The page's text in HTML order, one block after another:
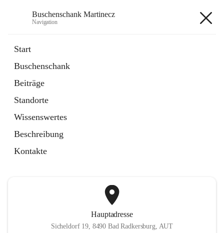
Buschenschank Martinecz
Navigation
Start
Buschenschank
Beiträge
Standorte
Wissenswertes
Beschreibung
Kontakte
Artikel
in
Tab
Der Buschenschank
öffnet
in
neuem
Tab
Hauptadresse
Sicheldorf 19, 8490 Bad Radkersburg, AUT